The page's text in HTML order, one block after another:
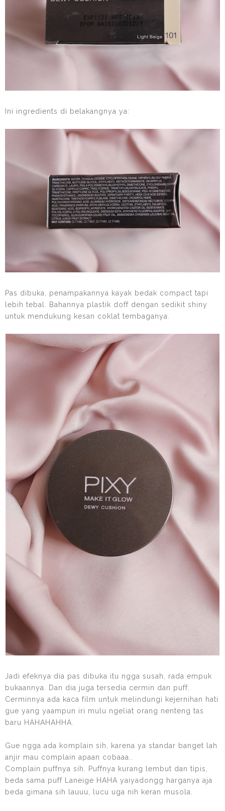
Ini ingredients di belakangnya ya:
Pas dibuka, penampakannya kayak bedak compact tapi
lebih tebal. Bahannya plastik doff dengan sedikit shiny
untuk mendukung kesan coklat tembaganya.
Jadi efeknya dia pas dibuka itu ngga susah, rada empuk
bukaannya. Dan dia juga tersedia cermin dan puff.
Cerminnya ada kaca film untuk melindungi kejernihan hati
gue yang yaampun iri mulu ngeliat orang nenteng tas
baru HAHAHAHHA.
Gue ngga ada komplain sih, karena ya standar banget lah
anjir mau complain apaan cobaaa..
Complain puffnya sih. Puffnya kurang lembut dan tipis,
beda sama puff Laneige HAHA yaiyadongg harganya aja
beda gimana sih lauuu, lucu uga nih keran musola.